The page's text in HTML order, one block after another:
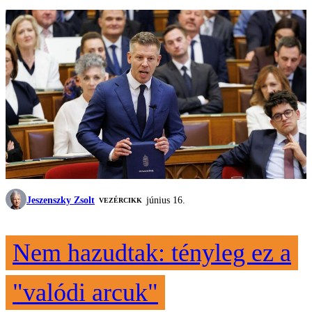
Jeszenszky Zsolt VEZÉRCIKK június 16.
Nem hazudtak: tényleg ez a
"valódi arcuk"